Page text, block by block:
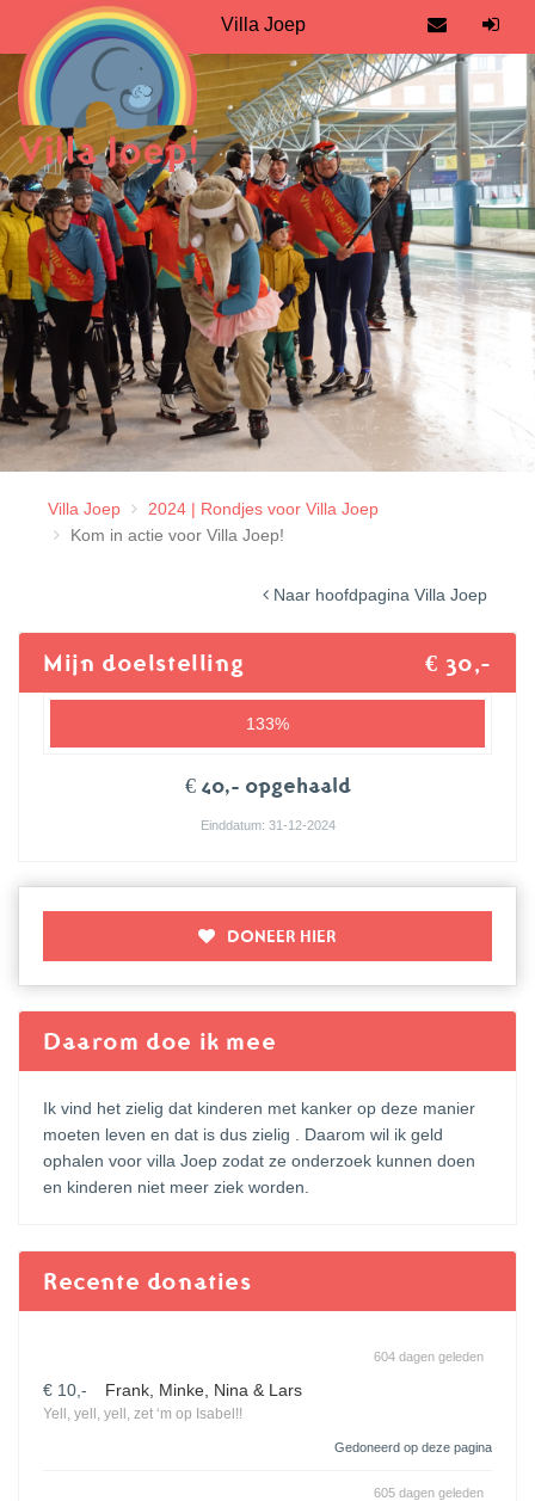
Villa Joep
Villa Joep
2024 | Rondjes voor Villa Joep
Kom in actie voor Villa Joep!
Naar hoofdpagina Villa Joep
Mijn doelstelling € 30,-
133%
€ 40,- opgehaald
Einddatum: 31-12-2024
DONEER HIER
Daarom doe ik mee
Ik vind het zielig dat kinderen met kanker op deze manier
moeten leven en dat is dus zielig . Daarom wil ik geld
ophalen voor villa Joep zodat ze onderzoek kunnen doen
en kinderen niet meer ziek worden.
Recente donaties
€ 10,- Frank, Minke, Nina & Lars
Yell, yell, yell, zet ‘m op Isabel!!
604 dagen geleden
Gedoneerd op deze pagina
605 dagen geleden